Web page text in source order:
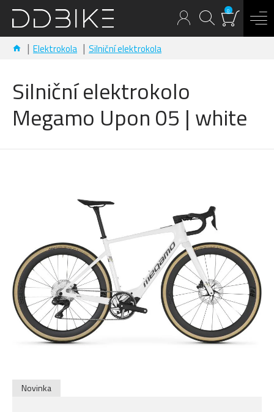
0
Elektrokola Silniční elektrokola
Silniční elektrokolo
Megamo Upon 05 | white
Novinka